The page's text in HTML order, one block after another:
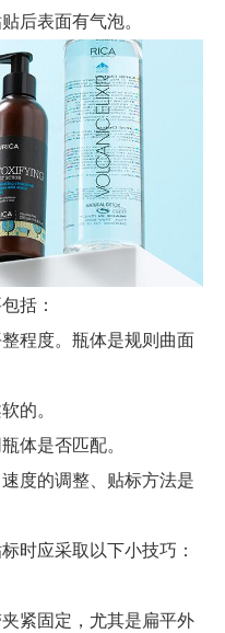
后表面有气泡。
括：
度。瓶体是规则曲面
的。
是否匹配。
的调整、贴标方法是
应采取以下小技巧：
固定，尤其是扁平外